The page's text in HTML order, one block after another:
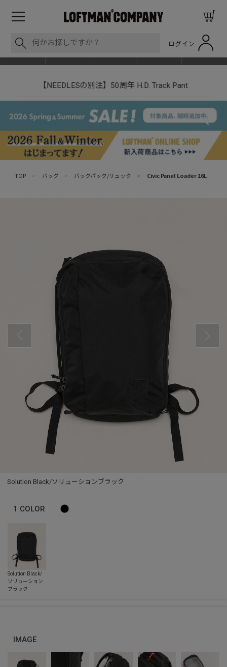
ログイン
【NEEDLESの別注】50周年 H.D. Track Pant
TOP > バッグ > バックパック/リュック > Civic Panel Loader 16L
Solution Black/ソリューションブラック
1 COLOR
IMAGE